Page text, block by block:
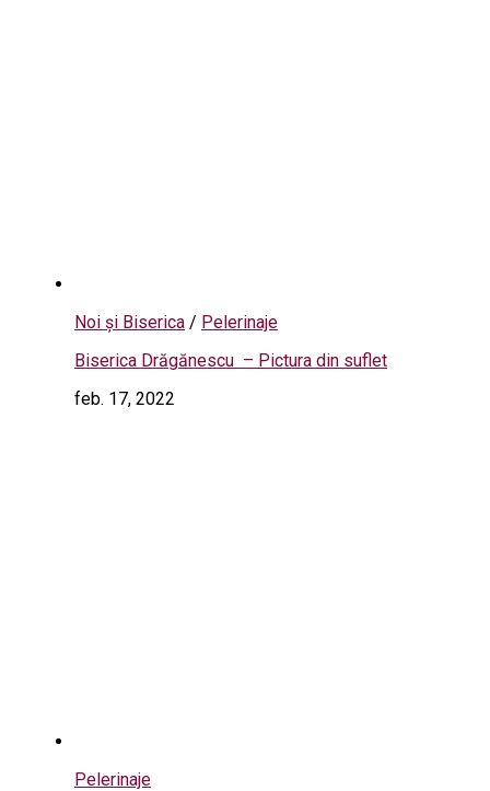
Noi și Biserica / Pelerinaje
Biserica Drăgănescu – Pictura din suflet
feb. 17, 2022
Pelerinaje